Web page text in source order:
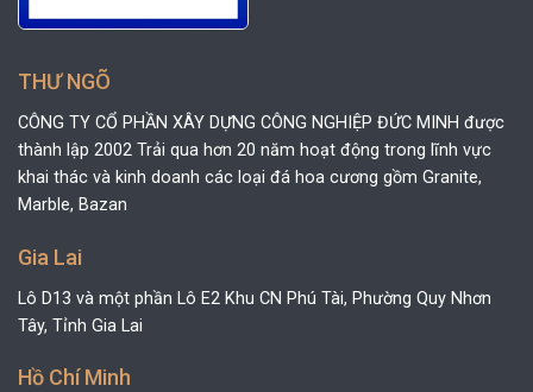
THƯ NGÕ
CÔNG TY CỔ PHẦN XÂY DỰNG CÔNG NGHIỆP ĐỨC MINH được
thành lập 2002 Trải qua hơn 20 năm hoạt động trong lĩnh vực
khai thác và kinh doanh các loại đá hoa cương gồm Granite,
Marble, Bazan
Gia Lai
Lô D13 và một phần Lô E2 Khu CN Phú Tài, Phường Quy Nhơn
Tây, Tỉnh Gia Lai
Hồ Chí Minh